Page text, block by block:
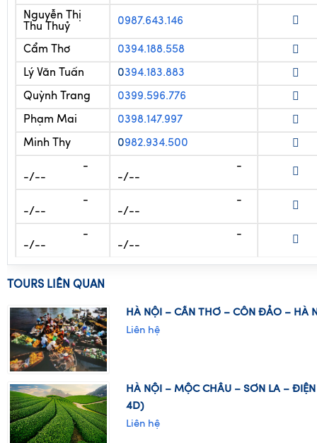
Nguyễn Thị
Thu Thuỷ
0987.643.146
Cẩm Thơ 0394.188.558
Lý Văn Tuấn 0394.183.883
Quỳnh Trang 0399.596.776
Phạm Mai 0398.147.997
Minh Thy 0982.934.500
-
-/--
-
-/--
-
-/--
-
-/--
-
-/--
-
-/--
TOURS LIÊN QUAN
HÀ NỘI – CẦN THƠ – CÔN ĐẢO – HÀ
Liên hệ
HÀ NỘI – MỘC CHÂU – SƠN LA –
4D)
Liên hệ